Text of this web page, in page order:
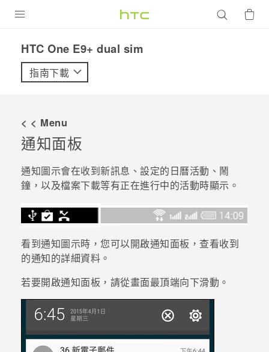
VIVE
配件
優惠專區
焦點訊息
企業採購
銷售門市
銷售通路
支援服務
HTC One E9+ dual sim‎
指南下載
< < Menu
通知面板
通知圖示會在收到新訊息、設定的日曆活動、鬧
鐘，以及檔案下載等有正在進行中的活動時顯示。
看到通知圖示時，您可以開啟通知面板，查看收到
的通知的詳細資料。
若要開啟通知面板，請從畫面最頂端向下滑動。